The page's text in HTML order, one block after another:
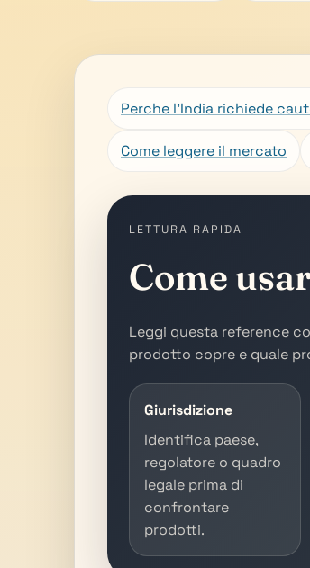
Perche l'India richiede
Come leggere il mercato
LETTURA RAPIDA
Come
Leggi questa reference
prodotto copre e quale
Giurisdizione
Identifica paese,
regolatore o quadro
legale prima di
confrontare
prodotti.